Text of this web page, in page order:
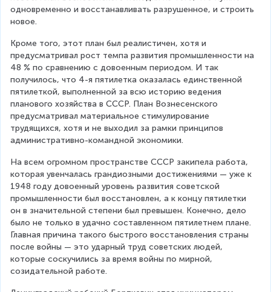
одновременно и восстанавливать разрушенное, и строить
новое.
Кроме того, этот план был реалистичен, хотя и
предусматривал рост темпа развития промышленности на
48 % по сравнению с довоенным периодом. И так
получилось, что 4-я пятилетка оказалась единственной
пятилеткой, выполненной за всю историю ведения
планового хозяйства в СССР. План Вознесенского
предусматривал материальное стимулирование
трудящихся, хотя и не выходил за рамки принципов
административно-командной экономики.
На всем огромном пространстве СССР закипела работа,
которая увенчалась грандиозными достижениями — уже к
1948 году довоенный уровень развития советской
промышленности был восстановлен, а к концу пятилетки
он в значительной степени был превышен. Конечно, дело
было не только в удачно составленном пятилетнем плане.
Главная причина такого быстрого восстановления страны
после войны — это ударный труд советских людей,
которые соскучились за время войны по мирной,
созидательной работе.